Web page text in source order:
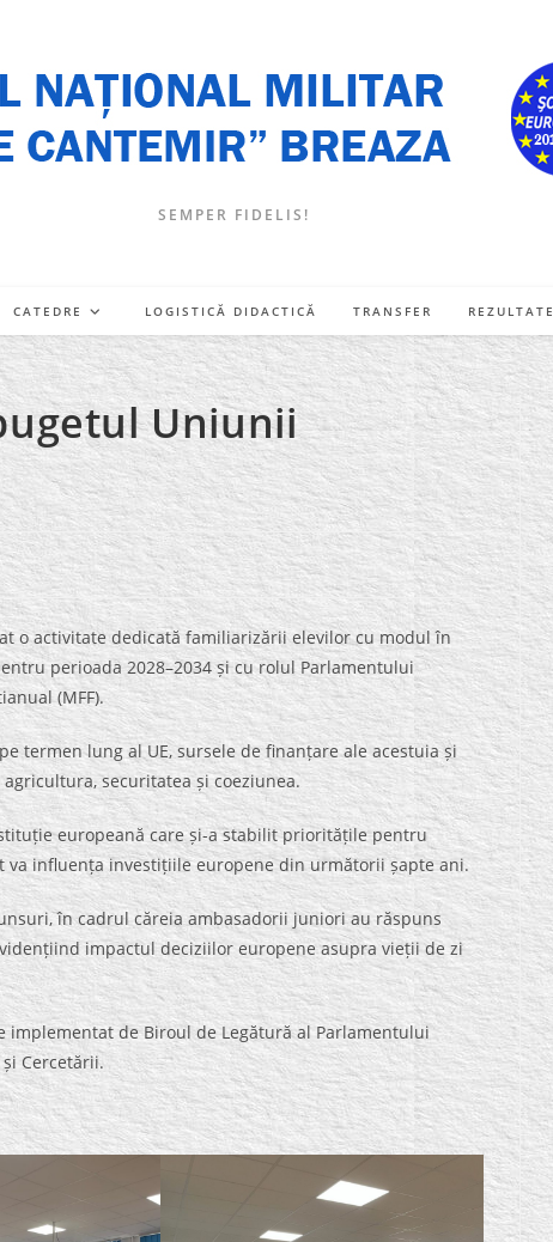
SEMPER FIDELIS!
CATEDRE LOGISTICĂ DIDACTICĂ TRANSFER REZULTATE
Uniunii
o activitate dedicată familiarizării elevilor cu modul în
perioada 2028–2034 și cu rolul Parlamentului
(MFF).
termen lung al UE, sursele de finanțare ale acestuia și
securitatea și coeziunea.
europeană care și-a stabilit prioritățile pentru
influența investițiile europene din următorii șapte ani.
în cadrul căreia ambasadorii juniori au răspuns
impactul deciziilor europene asupra vieții de zi
implementat de Biroul de Legătură al Parlamentului
Cercetării.